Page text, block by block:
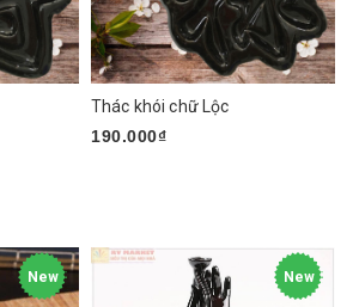
Thác khói chữ Lộc
190.000₫
New New